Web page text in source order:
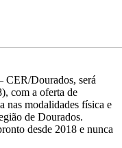
CER/Dourados, será
com a oferta de
nas modalidades física e
de Dourados.
desde 2018 e nunca